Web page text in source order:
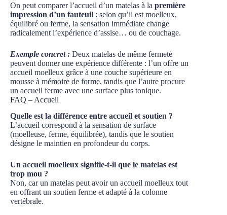
On peut comparer l’accueil d’un matelas à la première
impression d’un fauteuil : selon qu’il est moelleux,
équilibré ou ferme, la sensation immédiate change
radicalement l’expérience d’assise… ou de couchage.
Exemple concret : Deux matelas de même fermeté
peuvent donner une expérience différente : l’un offre un
accueil moelleux grâce à une couche supérieure en
mousse à mémoire de forme, tandis que l’autre procure
un accueil ferme avec une surface plus tonique.
FAQ – Accueil
Quelle est la différence entre accueil et soutien ?
L’accueil correspond à la sensation de surface
(moelleuse, ferme, équilibrée), tandis que le soutien
désigne le maintien en profondeur du corps.
Un accueil moelleux signifie-t-il que le matelas est
trop mou ?
Non, car un matelas peut avoir un accueil moelleux tout
en offrant un soutien ferme et adapté à la colonne
vertébrale.